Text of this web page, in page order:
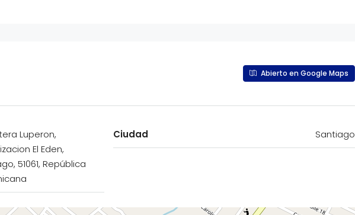
Abierto en Google Maps
Luperon,
El Eden,
51061, República
Ciudad Santiago